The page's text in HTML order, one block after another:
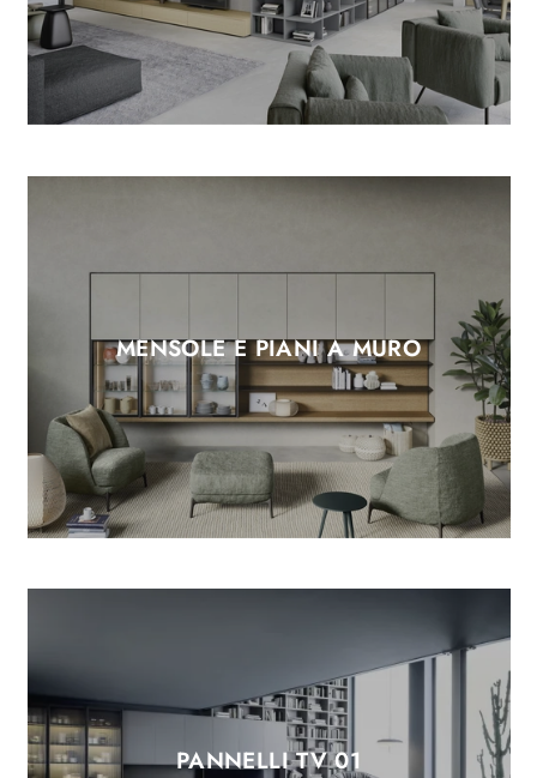
MENSOLE E PIANI A MURO
PANNELLI TV 01